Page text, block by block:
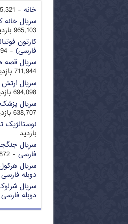
خانه - 3,505,321 بازدید
سریال
965,103 بازدید
فارسی) - 834,394 بازدید
سریال قصه
711,944 بازدید
سریال
694,098 بازدید
سریال
638,707 بازدید
نوستالژیک
بازدید
سریال
فارسی - 592,872 بازدید
سریال
دوبله فارسی
سریال
دوبله فارسی